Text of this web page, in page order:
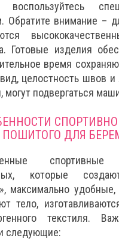
воспользуйтесь
Обратите внимание –
Готовые изделия
время
целостность швов и
могут подвергаться
ПОШИТОГО ДЛЯ
которые
максимально
тело,
текстиля.
следующие: